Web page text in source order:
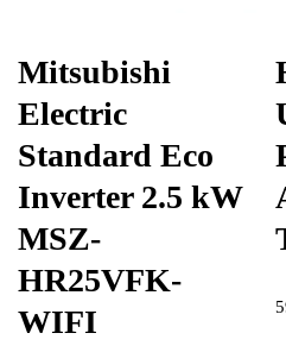
Mitsubishi
Electric
Standard Eco
Inverter 2.5 kW
MSZ-
HR25VFK-
WIFI